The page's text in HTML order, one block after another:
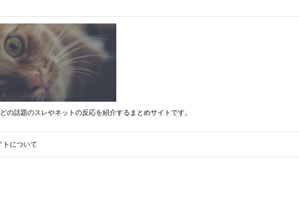
の話題のスレやネットの反応を紹介するまとめサイトです。
トについて